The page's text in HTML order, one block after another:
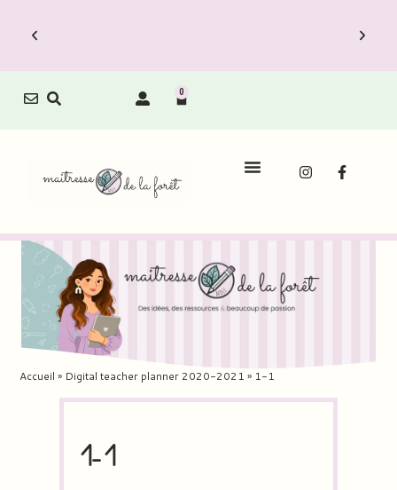
Le Carnet de Direction est dispo !
0
Accueil » Digital teacher planner 2020-2021 » 1-1
1-1